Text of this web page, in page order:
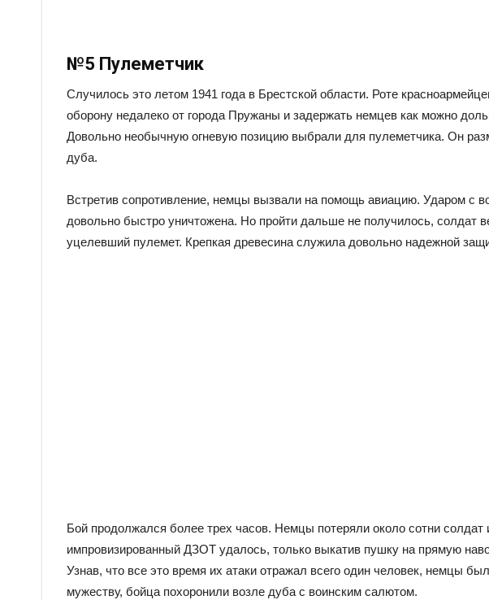
№5 Пулеметчик
Случилось это летом 1941 года в Брестской области. Роте
оборону недалеко от города Пружаны и задержать немцев как можно
Довольно необычную огневую позицию выбрали для пулеметчика. Он
дуба.
Встретив сопротивление, немцы вызвали на помощь авиацию. Ударом с
довольно быстро уничтожена. Но пройти дальше не получилось, солдат
уцелевший пулемет. Крепкая древесина служила довольно надежной
Бой продолжался более трех часов. Немцы потеряли около сотни солдат
импровизированный ДЗОТ удалось, только выкатив пушку на прямую
Узнав, что все это время их атаки отражал всего один человек, немцы
мужеству, бойца похоронили возле дуба с воинским салютом.